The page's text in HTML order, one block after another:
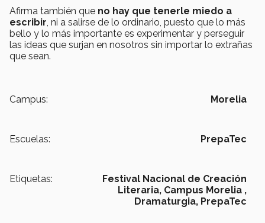
Afirma también que no hay que tenerle miedo a
escribir , ni a salirse de lo ordinario, puesto que lo más
bello y lo más importante es experimentar y perseguir
las ideas que surjan en nosotros sin importar lo extrañas
que sean.
Campus: Morelia
Escuelas: PrepaTec
Etiquetas:
Festival Nacional de Creación
Literaria, Campus Morelia ,
Dramaturgia, PrepaTec